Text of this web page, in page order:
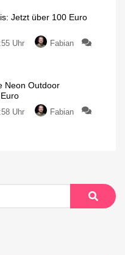
Jetzt über 100 Euro
Uhr
Fabian
Neon Outdoor
Uhr
Fabian